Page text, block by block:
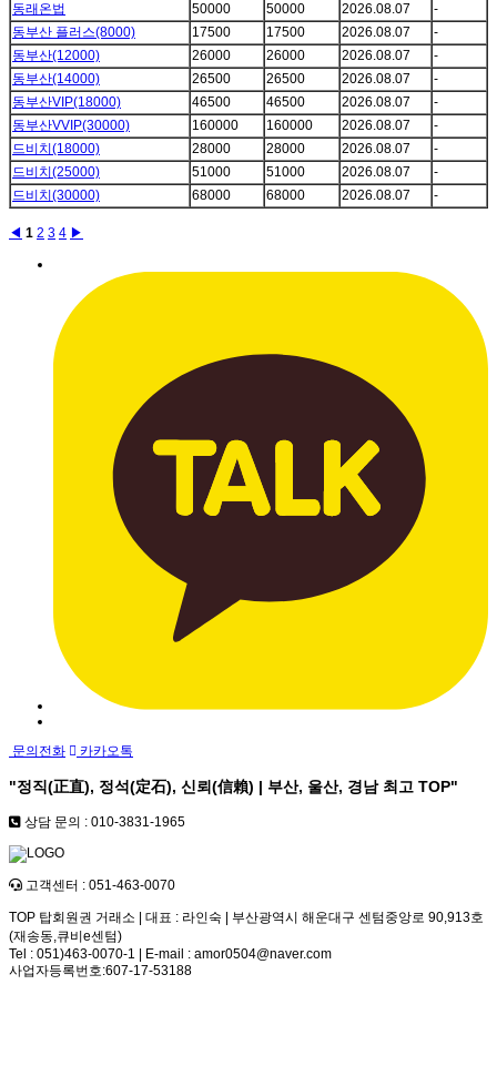
동래온법
50000 50000 2026.08.07
-
동부산 플러스(8000)
17500 17500 2026.08.07
-
동부산(12000)
26000 26000 2026.08.07
-
동부산(14000)
26500 26500 2026.08.07
-
동부산VIP(18000)
46500 46500 2026.08.07
-
동부산VVIP(30000)
160000 160000 2026.08.07
-
드비치(18000)
28000 28000 2026.08.07
-
드비치(25000)
51000 51000 2026.08.07
-
드비치(30000)
68000 68000 2026.08.07 -
◀ 1 2 3 4 ▶
문의전화 카카오톡
"정직(正直), 정석(定石), 신뢰(信賴) | 부산, 울산, 경남 최고 TOP"
상담 문의 : 010-3831-1965
고객센터 : 051-463-0070
TOP 탑회원권 거래소 | 대표 : 라인숙 | 부산광역시 해운대구 센텀중앙로 90,913호
(재송동,큐비e센텀)
Tel : 051)463-0070-1 | E-mail : amor0504@naver.com
사업자등록번호:607-17-53188